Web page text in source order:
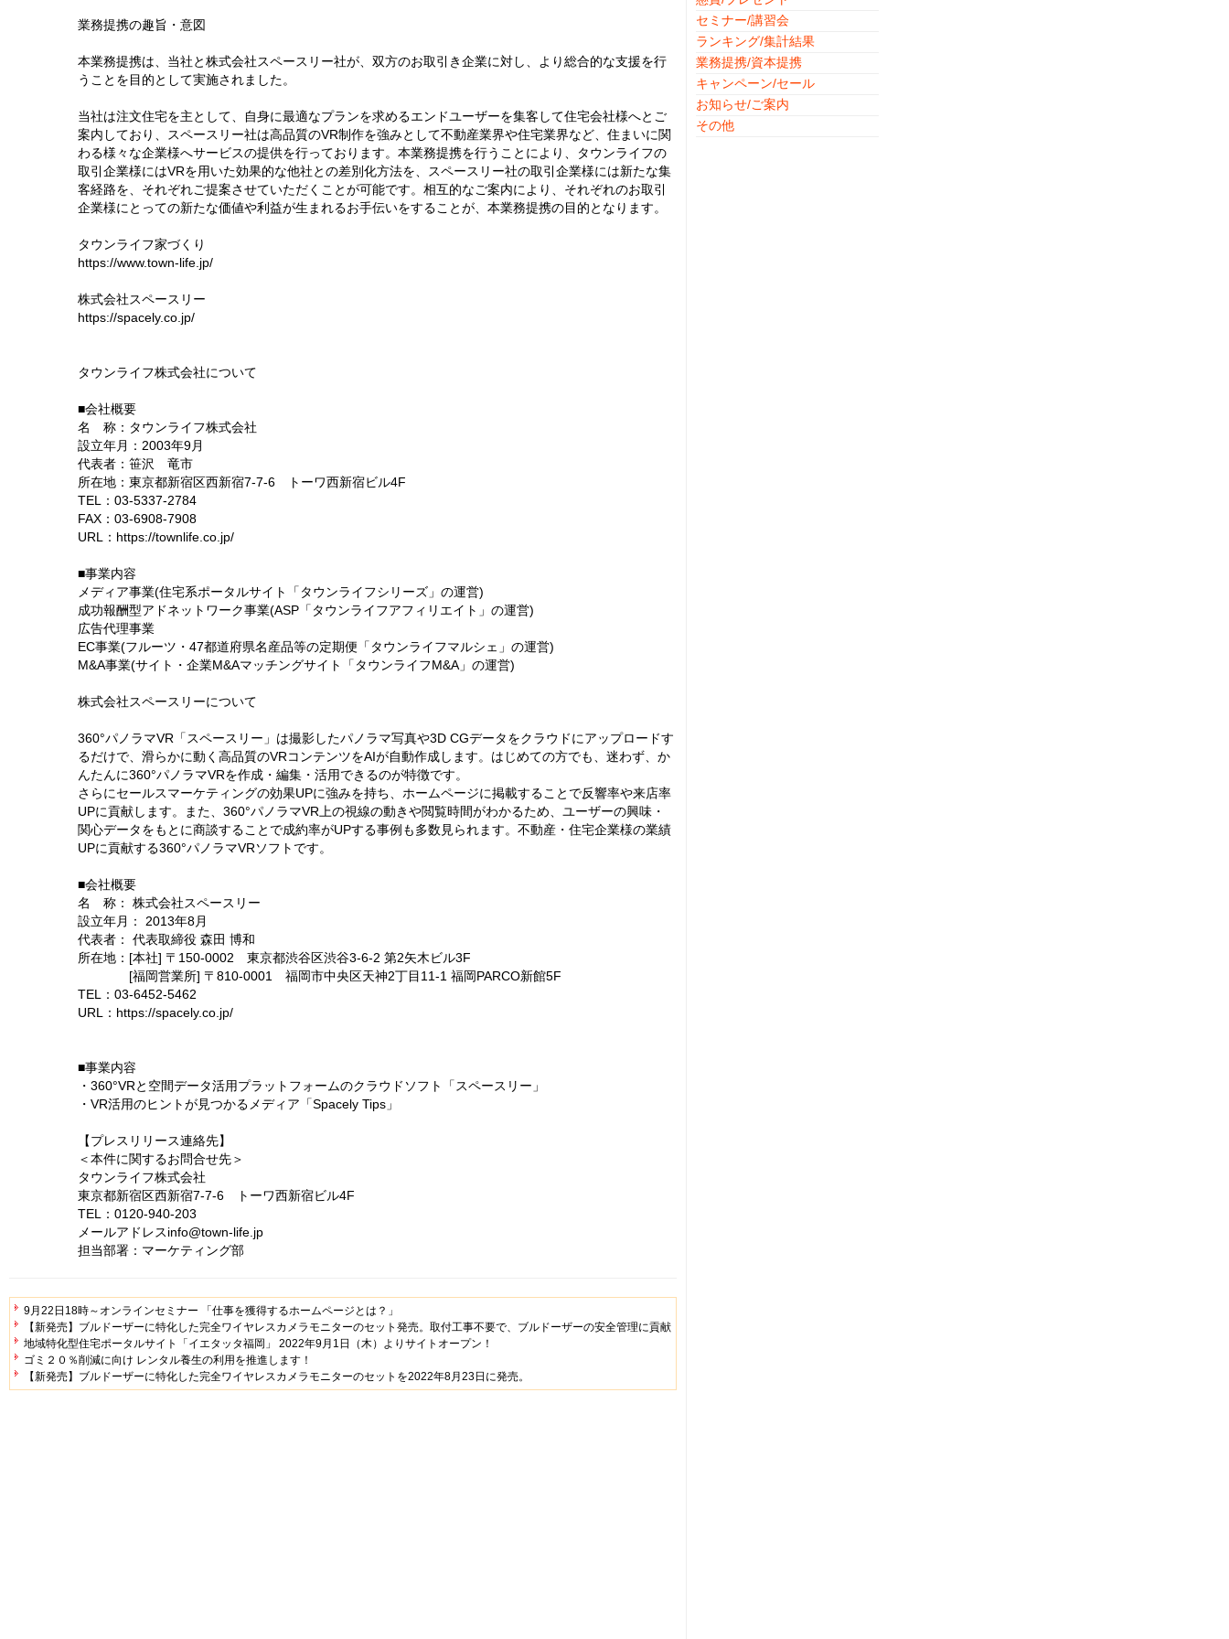
業務提携の趣旨・意図
本業務提携は、当社と株式会社スペースリー社が、双方のお取引き企業に対し、より総合的な支援を行
うことを目的として実施されました。
当社は注文住宅を主として、自身に最適なプランを求めるエンドユーザーを集客して住宅会社様へとご
案内しており、スペースリー社は高品質のVR制作を強みとして不動産業界や住宅業界など、住まいに関
わる様々な企業様へサービスの提供を行っております。本業務提携を行うことにより、タウンライフの
取引企業様にはVRを用いた効果的な他社との差別化方法を、スペースリー社の取引企業様には新たな集
客経路を、それぞれご提案させていただくことが可能です。相互的なご案内により、それぞれのお取引
企業様にとっての新たな価値や利益が生まれるお手伝いをすることが、本業務提携の目的となります。
タウンライフ家づくり
https://www.town-life.jp/
株式会社スペースリー
https://spacely.co.jp/
タウンライフ株式会社について
■会社概要
名 称：タウンライフ株式会社
設立年月：2003年9月
代表者：笹沢 竜市
所在地：東京都新宿区西新宿7-7-6 トーワ西新宿ビル4F
TEL：03-5337-2784
FAX：03-6908-7908
URL：https://townlife.co.jp/
■事業内容
メディア事業(住宅系ポータルサイト「タウンライフシリーズ」の運営)
成功報酬型アドネットワーク事業(ASP「タウンライフアフィリエイト」の運営)
広告代理事業
EC事業(フルーツ・47都道府県名産品等の定期便「タウンライフマルシェ」の運営)
M&A事業(サイト・企業M&Aマッチングサイト「タウンライフM&A」の運営)
株式会社スペースリーについて
360°パノラマVR「スペースリー」は撮影したパノラマ写真や3D CGデータをクラウドにアップロードす
るだけで、滑らかに動く高品質のVRコンテンツをAIが自動作成します。はじめての方でも、迷わず、か
んたんに360°パノラマVRを作成・編集・活用できるのが特徴です。
さらにセールスマーケティングの効果UPに強みを持ち、ホームページに掲載することで反響率や来店率
UPに貢献します。また、360°パノラマVR上の視線の動きや閲覧時間がわかるため、ユーザーの興味・
関心データをもとに商談することで成約率がUPする事例も多数見られます。不動産・住宅企業様の業績
UPに貢献する360°パノラマVRソフトです。
■会社概要
名 称： 株式会社スペースリー
設立年月： 2013年8月
代表者： 代表取締役 森田 博和
所在地：[本社] 〒150-0002 東京都渋谷区渋谷3-6-2 第2矢木ビル3F
[福岡営業所] 〒810-0001 福岡市中央区天神2丁目11-1 福岡PARCO新館5F
TEL：03-6452-5462
URL：https://spacely.co.jp/
■事業内容
・360°VRと空間データ活用プラットフォームのクラウドソフト「スペースリー」
・VR活用のヒントが見つかるメディア「Spacely Tips」
【プレスリリース連絡先】
＜本件に関するお問合せ先＞
タウンライフ株式会社
東京都新宿区西新宿7-7-6 トーワ西新宿ビル4F
TEL：0120-940-203
メールアドレスinfo@town-life.jp
担当部署：マーケティング部
9月22日18時～オンラインセミナー 「仕事を獲得するホームページとは？」
【新発売】ブルドーザーに特化した完全ワイヤレスカメラモニターのセット発売。取付工事不要で、ブルドーザーの安全管理に貢献
地域特化型住宅ポータルサイト「イエタッタ福岡」 2022年9月1日（木）よりサイトオープン！
ゴミ２０％削減に向け レンタル養生の利用を推進します！
【新発売】ブルドーザーに特化した完全ワイヤレスカメラモニターのセットを2022年8月23日に発売。
セミナー/講習会
ランキング/集計結果
業務提携/資本提携
キャンペーン/セール
お知らせ/ご案内
その他